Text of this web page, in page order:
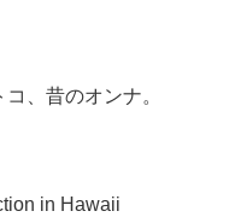
、昔のオンナ。
in Hawaii